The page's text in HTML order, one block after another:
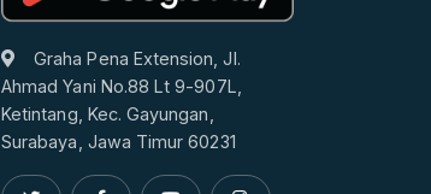
Graha Pena Extension, Jl.
Ahmad Yani No.88 Lt 9-907L,
Ketintang, Kec. Gayungan,
Surabaya, Jawa Timur 60231